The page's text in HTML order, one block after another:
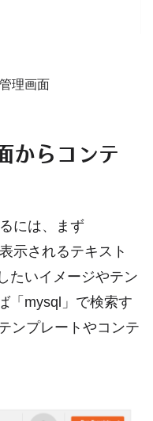
理画面
からコンテ
には、まず
示されるテキスト
たいイメージやテン
「mysql」で検索す
ンプレートやコンテ